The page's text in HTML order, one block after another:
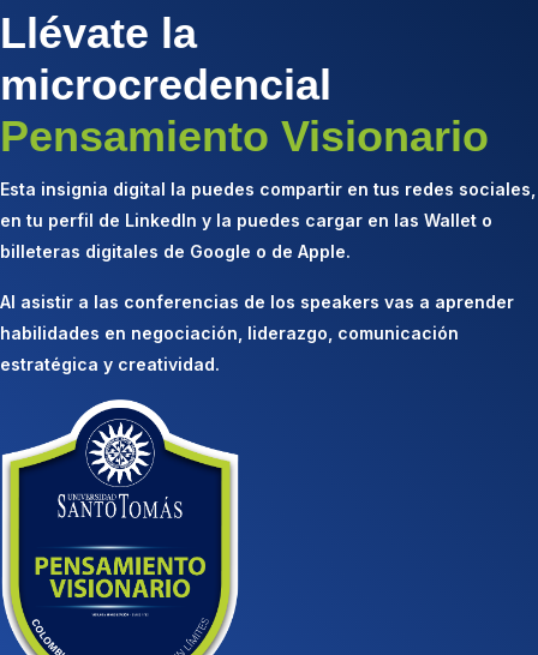
Llévate la
microcredencial
Pensamiento Visionario
Esta insignia digital la puedes compartir en tus redes sociales,
en tu perfil de LinkedIn y la puedes cargar en las Wallet o
billeteras digitales de Google o de Apple.
Al asistir a las conferencias de los speakers vas a aprender
habilidades en negociación, liderazgo, comunicación
estratégica y creatividad.